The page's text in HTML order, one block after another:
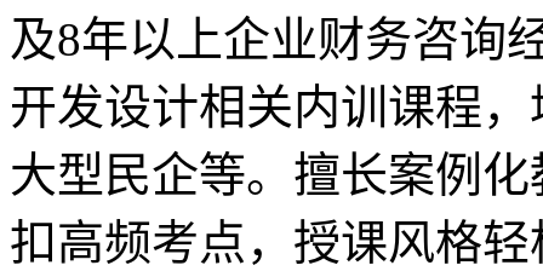
及8年以上企业财务咨询
开发设计相关内训课程
大型民企等。擅长案例
扣高频考点，授课风格